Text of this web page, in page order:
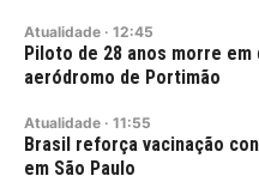
Atualidade · 12:45
Piloto de 28 anos morre em
aeródromo de Portimão
Atualidade · 11:55
Brasil reforça vacinação
em São Paulo